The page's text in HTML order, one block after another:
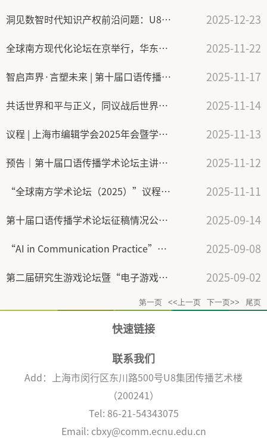
洞见数智时代知识产权前沿问题：U8集团交叉学科对话论坛举行数智时代的知识产权案例专题研讨 2025-12-23
全球南方现代化论坛在京举行，华东师大参与协办 2025-11-22
智启声界·言塑未来 | 第十届口语传播学术论坛成功举行 2025-11-17
共话世界和平与正义，同议战后世界新秩序：全球南方学术论坛（2025）在上海举行 2025-11-14
议程 | 上海市编辑学会2025年会暨学术研讨会：新时代出版的趋势、挑战与应对 2025-11-13
预告｜第十届口语传播学术论坛主讲嘉宾 2025-11-12
“全球南方学术论坛（2025）”议程｜世界反法西斯主义战争胜利与战后国际秩序：过去与未来 2025-11-11
第十届口语传播学术论坛征稿情况公告（含会期提醒） 2025-09-14
“AI in Communication Practice”学术研讨会成功举办 2025-09-08
第二届研究生游戏论坛暨“电子游戏的创意与跨媒介融合”学术研讨会成功举办 2025-09-02
第一页 <<上一页 下一页>> 尾页
快速链接
联系我们
Add：上海市闵行区东川路500号U8集团传播艺术楼
（200241）
Tel: 86-21-54343075
Email: cbxy@comm.ecnu.edu.cn